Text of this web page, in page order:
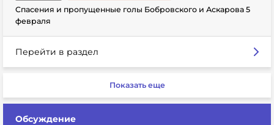
Спасения и пропущенные голы Бобровского и Аскарова 5
февраля
Перейти в раздел
Показать еще
Обсуждение